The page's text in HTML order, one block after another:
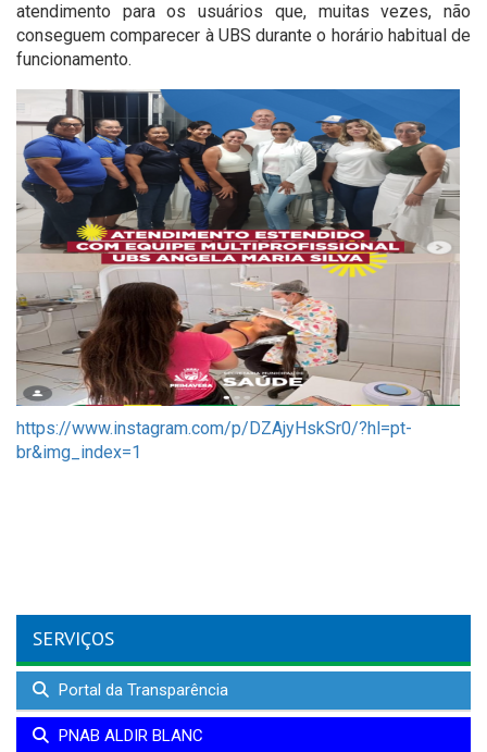
atendimento para os usuários que, muitas vezes, não
conseguem comparecer à UBS durante o horário habitual de
funcionamento.
https://www.instagram.com/p/DZAjyHskSr0/?hl=pt-
br&img_index=1
SERVIÇOS
Portal da Transparência
PNAB ALDIR BLANC